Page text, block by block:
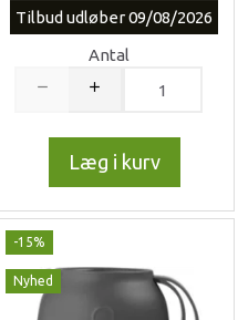
Tilbud udløber 09/08/2026
Antal
Læg i kurv
-15%
Nyhed